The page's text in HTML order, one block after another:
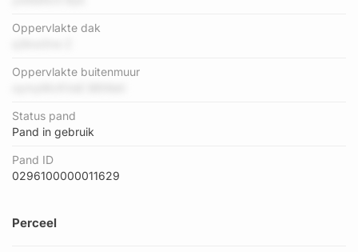
Oppervlakte dak
Oppervlakte buitenmuur
Status pand
Pand in gebruik
Pand ID
0296100000011629
Perceel